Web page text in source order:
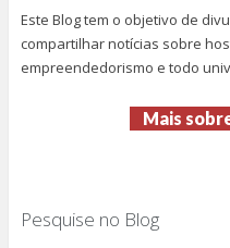
Este Blog tem o objetivo de
compartilhar notícias sobre
empreendedorismo e todo
Mais
Pesquise no Blog